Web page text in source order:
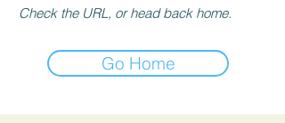
Check the URL, or head back home.
Go Home